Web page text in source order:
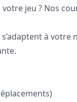
jeu ? Nos
à